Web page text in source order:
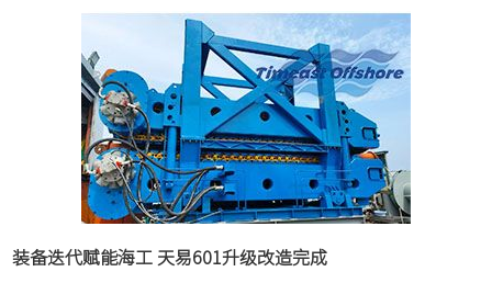
装备迭代赋能海工 天易601升级改造完成